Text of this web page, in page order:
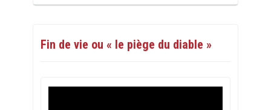
Fin de vie ou « le piège du diable »